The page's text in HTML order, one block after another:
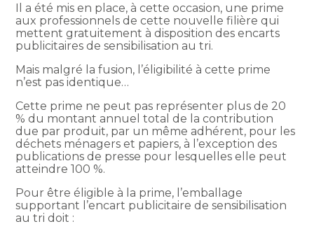
Il a été mis en place, à cette occasion, une prime
aux professionnels de cette nouvelle filière qui
mettent gratuitement à disposition des encarts
publicitaires de sensibilisation au tri.
Mais malgré la fusion, l’éligibilité à cette prime
n’est pas identique…
Cette prime ne peut pas représenter plus de 20
% du montant annuel total de la contribution
due par produit, par un même adhérent, pour les
déchets ménagers et papiers, à l’exception des
publications de presse pour lesquelles elle peut
atteindre 100 %.
Pour être éligible à la prime, l’emballage
supportant l’encart publicitaire de sensibilisation
au tri doit :